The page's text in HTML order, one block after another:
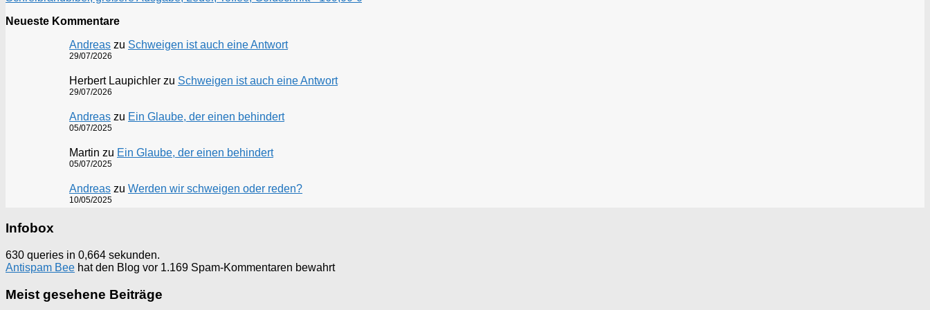
Neueste Kommentare
Andreas zu Schweigen ist auch eine Antwort
29/07/2026
Herbert Laupichler zu Schweigen ist auch eine Antwort
29/07/2026
Andreas zu Ein Glaube, der einen behindert
05/07/2025
Martin zu Ein Glaube, der einen behindert
05/07/2025
Andreas zu Werden wir schweigen oder reden?
10/05/2025
Infobox
630 queries in 0,664 sekunden.
Antispam Bee hat den Blog vor 1.169 Spam-Kommentaren bewahrt
Meist gesehene Beiträge